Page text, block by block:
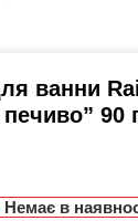
ванни
90
Немає в